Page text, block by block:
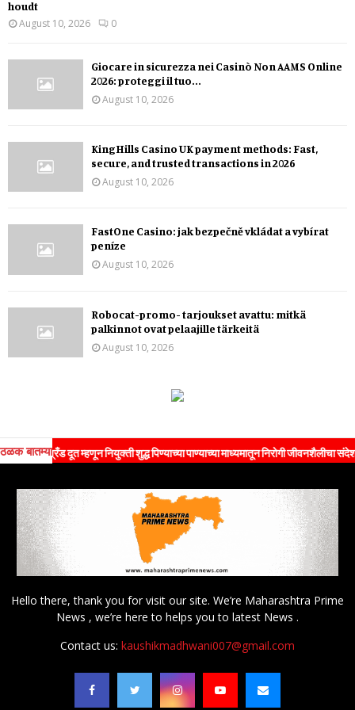
houdt
August 10, 2026
0
Giocare in sicurezza nei Casinò Non AAMS Online
2026: proteggi il tuo...
August 10, 2026
KingHills Casino UK payment methods: Fast,
secure, and trusted transactions in 2026
August 10, 2026
FastOne Casino: jak bezpečně vkládat a vybírat
peníze
August 10, 2026
Robocat-promo- tarjoukset avattu: mitkä
palkinnot ovat pelaajille tärkeitä
August 10, 2026
ठळक बातम्या
दूत म्हणून नियुक्ती शुद्ध पिण्याच्या पाण्याच्या माध्यमातून निरोगी जीवनशैलीचा संदेश जनतेपर्यंत
Hello there, thank you for visit our site. We’re Maharashtra Prime
News , we’re here to helps you to latest News .
Contact us: kaushikmadhwani007@gmail.com